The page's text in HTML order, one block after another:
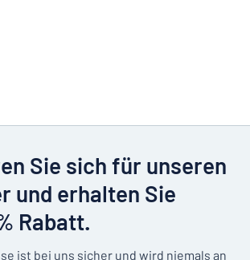
Sie sich für unseren
und erhalten Sie
Rabatt.
ist bei uns sicher und wird niemals an